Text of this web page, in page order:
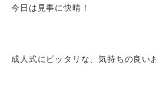
今日は見事に快晴！
成人式にピッタリな、気持ちの良い